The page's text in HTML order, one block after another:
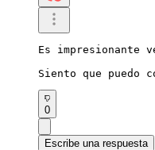
Es impresionante
Siento que puedo
0
Escribe una respuesta